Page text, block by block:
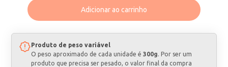
Adicionar ao carrinho
Produto de peso variável
O peso aproximado de cada unidade é 300g. Por ser um
produto que precisa ser pesado, o valor final da compra